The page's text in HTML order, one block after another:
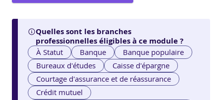
Quelles sont les branches
professionnelles éligibles à ce module ?
À Statut Banque
Banque populaire
Bureaux d'études
Caisse d'épargne
Courtage d'assurance et de réassurance
Crédit mutuel